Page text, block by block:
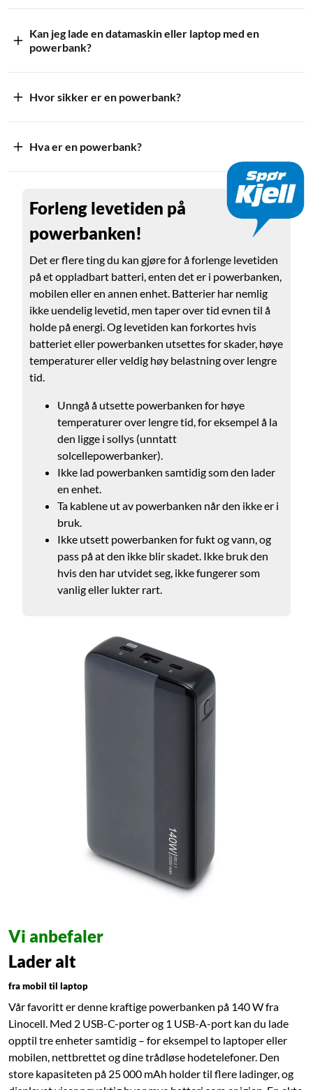
Kan jeg lade en datamaskin eller laptop med en
powerbank?
Hvor sikker er en powerbank?
Hva er en powerbank?
Forleng levetiden på
powerbanken!
Det er flere ting du kan gjøre for å forlenge levetiden
på et oppladbart batteri, enten det er i powerbanken,
mobilen eller en annen enhet. Batterier har nemlig
ikke uendelig levetid, men taper over tid evnen til å
holde på energi. Og levetiden kan forkortes hvis
batteriet eller powerbanken utsettes for skader, høye
temperaturer eller veldig høy belastning over lengre
tid.
Unngå å utsette powerbanken for høye
temperaturer over lengre tid, for eksempel å la
den ligge i sollys (unntatt
solcellepowerbanker).
Ikke lad powerbanken samtidig som den lader
en enhet.
Ta kablene ut av powerbanken når den ikke er i
bruk.
Ikke utsett powerbanken for fukt og vann, og
pass på at den ikke blir skadet. Ikke bruk den
hvis den har utvidet seg, ikke fungerer som
vanlig eller lukter rart.
Vi anbefaler
Lader alt
fra mobil til laptop
Vår favoritt er denne kraftige powerbanken på 140 W fra
Linocell. Med 2 USB-C-porter og 1 USB-A-port kan du lade
opptil tre enheter samtidig – for eksempel to laptoper eller
mobilen, nettbrettet og dine trådløse hodetelefoner. Den
store kapasiteten på 25 000 mAh holder til flere ladinger, og